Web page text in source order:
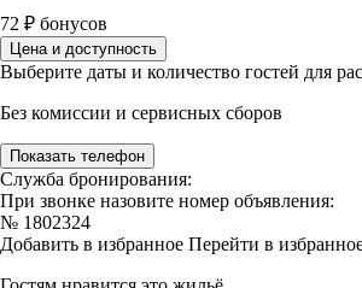
72 ₽ бонусов
Цена и доступность
Выберите даты и количество гостей для
Без комиссии и сервисных сборов
Показать телефон
Служба бронирования:
При звонке назовите номер объявления:
№ 1802324
Добавить в избранное Перейти в